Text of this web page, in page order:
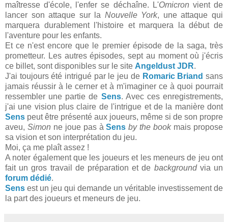
maîtresse d'école, l'enfer se déchaîne. L'Omicron vient de
lancer son attaque sur la Nouvelle York, une attaque qui
marquera durablement l'histoire et marquera la début de
l'aventure pour les enfants.
Et ce n'est encore que le premier épisode de la saga, très
prometteur. Les autres épisodes, sept au moment où j'écris
ce billet, sont disponibles sur le site Angeldust JDR.
J'ai toujours été intrigué par le jeu de Romaric Briand sans
jamais réussir à le cerner et à m'imaginer ce à quoi pourrait
ressembler une partie de Sens. Avec ces enregistrements,
j'ai une vision plus claire de l'intrigue et de la manière dont
Sens peut être présenté aux joueurs, même si de son propre
aveu, Simon ne joue pas àSens by the bookmais propose
sa vision et son interprétation du jeu.
Moi, ça me plaît assez !
A noter également que les joueurs et les meneurs de jeu ont
fait un gros travail de préparation et de background via un
forum dédié.
Sens est un jeu qui demande un véritable investissement de
la part des joueurs et meneurs de jeu.